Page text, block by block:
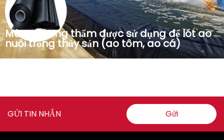
Màng chống thấm được sử dụng để lót ao
nuôi trồng thủy sản (ao tôm, ao cá)
trong lót bãi chôn lấp, ao nuôi cá, lót ao nuôi tôm, hồ chứa
nông nghiệp, nhân tạo...
GỬI TIN NHẮN Gửi